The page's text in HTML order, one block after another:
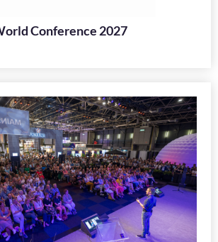
Conference 2027